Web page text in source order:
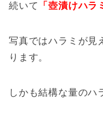
続いて 「壺漬けハラ
写真ではハラミが見
ります。
しかも結構な量のハ